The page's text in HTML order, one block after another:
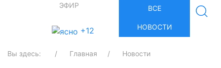
ЭФИР
+12
ВСЕ
НОВОСТИ
Вы здесь: Главная Новости